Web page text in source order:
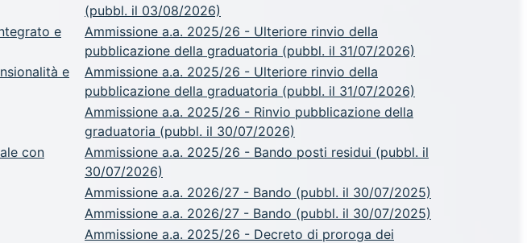
(pubbl. il 03/08/2026)
e
Ammissione a.a. 2025/26 - Ulteriore rinvio della
pubblicazione della graduatoria (pubbl. il 31/07/2026)
e
Ammissione a.a. 2025/26 - Ulteriore rinvio della
pubblicazione della graduatoria (pubbl. il 31/07/2026)
Ammissione a.a. 2025/26 - Rinvio pubblicazione della
graduatoria (pubbl. il 30/07/2026)
con
Ammissione a.a. 2025/26 - Bando posti residui (pubbl. il
30/07/2026)
Ammissione a.a. 2026/27 - Bando (pubbl. il 30/07/2025)
Ammissione a.a. 2026/27 - Bando (pubbl. il 30/07/2025)
Ammissione a.a. 2025/26 - Decreto di proroga dei